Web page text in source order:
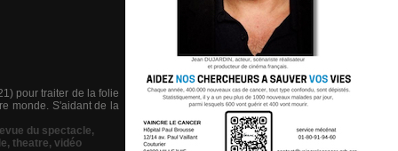
pour traiter de la folie
monde. S'aidant de la
du spectacle,
, theatre, vidéo